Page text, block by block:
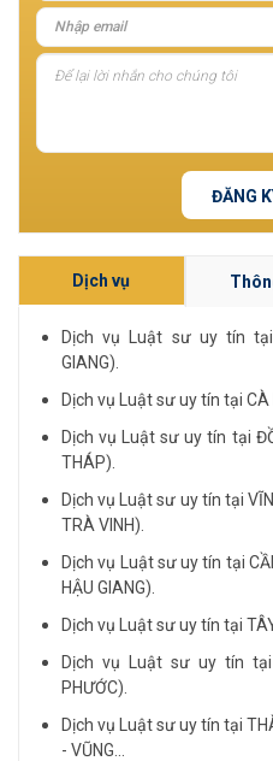
ĐĂNG
Dịch vụ
Dịch vụ Luật sư uy tín tại
GIANG).
Dịch vụ Luật sư uy tín tại CÀ
Dịch vụ Luật sư uy tín tại
THÁP).
Dịch vụ Luật sư uy tín tại
TRÀ VINH).
Dịch vụ Luật sư uy tín tại
HẬU GIANG).
Dịch vụ Luật sư uy tín tại
Dịch vụ Luật sư uy tín tại
PHƯỚC).
Dịch vụ Luật sư uy tín tại
- VŨNG...